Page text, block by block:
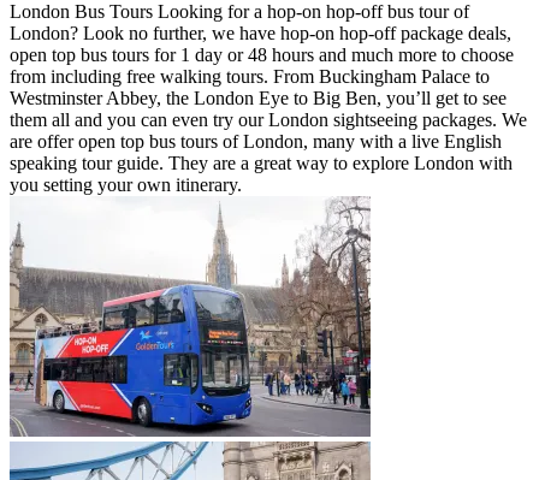
London Bus Tours Looking for a hop-on hop-off bus tour of
London? Look no further, we have hop-on hop-off package deals,
open top bus tours for 1 day or 48 hours and much more to choose
from including free walking tours. From Buckingham Palace to
Westminster Abbey, the London Eye to Big Ben, you’ll get to see
them all and you can even try our London sightseeing packages. We
are offer open top bus tours of London, many with a live English
speaking tour guide. They are a great way to explore London with
you setting your own itinerary.